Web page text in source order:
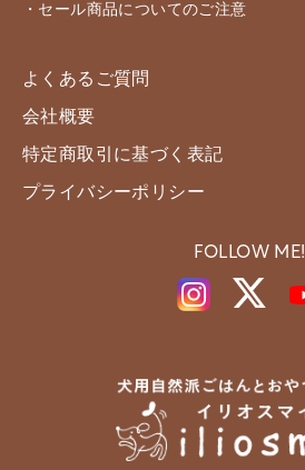
・セール商品についてのご注意
よくあるご質問
会社概要
特定商取引に基づく表記
プライバシーポリシー
FOLLOW ME!